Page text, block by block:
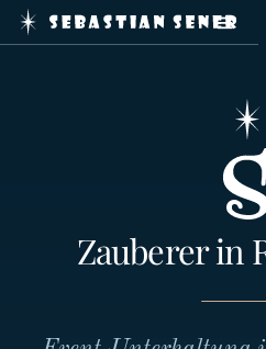
Zauberer in
Home
Zaubershows